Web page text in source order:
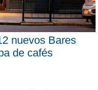
nuevos Bares
de cafés